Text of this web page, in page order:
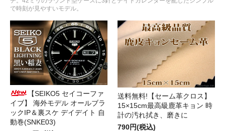
で時刻が見やすいモデル。
【SEIKO5 セイコーファ
イブ】 海外モデル オールブラ
ックIP＆裏スケ デイデイト 自
動巻(SNKE03)
送料無料!【セーム革クロス】
15×15cm最高級鹿革キョン 時
計の汚れ拭き、磨きに
790円(税込)